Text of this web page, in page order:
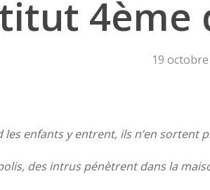
pour fermer
19
les enfants y entrent, ils n’en sortent
des intrus pénètrent dans la